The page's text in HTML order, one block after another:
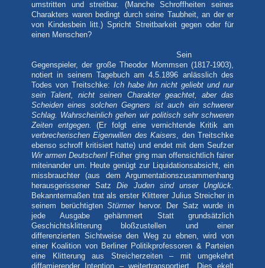
umstritten und streitbar. (Manche Schroffheiten seines
Charakters waren bedingt durch seine Taubheit, an der er
von Kindesbein litt.) Spricht Streitbarkeit gegen oder für
einen Menschen?
Sein
Gegenspieler, der große Theodor Mommsen (1817-1903),
notiert in seinem Tagebuch am 4.5.1896 anlässlich des
Todes von Treitschke: Ich habe ihn nicht geliebt und nur
sein Talent, nicht seinen Charakter geachtet, aber das
Scheiden eines solchen Gegners ist auch ein schwerer
Schlag. Wahrscheinlich gehen wir politisch sehr schweren
Zeiten entgegen.
(Er folgt eine vernichtende Kritik am
verbrecherischen Eigenwillen des Kaisers, den Treitschke
ebenso schroff kritisiert hatte) und endet mit dem Seufzer
Wir armen Deutschen! Früher ging man offensichtlich fairer
miteinander um. Heute genügt zur Liquidationsabsicht, ein
missbrauchter (aus dem Argumentationszusammenhang
herausgerissener SatzDie Juden sind unser Unglück.
Bekanntermaßen trat als erster Klitterer Julius Streicher in
seinem berüchtigtenStürmerhervor. Der Satz wurde in
jede Ausgabe gehämmert Statt grundsätzlich
Geschichtsklitterung bloßzustellen und einer
differenzierten Sichtweise den Weg zu ebnen, wird von
einer Koalition von Berliner Politikprofessoren & Parteien
eine Klitterung aus Streicherzeiten – mit umgekehrt